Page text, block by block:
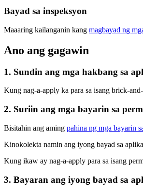
Bayad sa inspeksyon
Maaaring kailanganin kang magbayad ng
Ano ang gagawin
1. Sundin ang mga hakbang sa
Kung nag-a-apply ka para sa isang brick-
2. Suriin ang mga bayarin sa
Bisitahin ang aming pahina ng mga bayarin
Kinokolekta namin ang iyong bayad sa
Kung ikaw ay nag-a-apply para sa isang
3. Bayaran ang iyong bayad sa